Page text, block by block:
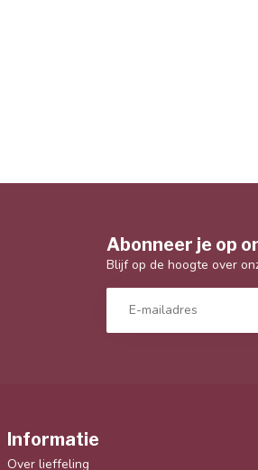
Abonneer je op
Blijf op de hoogte over
Informatie
Over lieffeling